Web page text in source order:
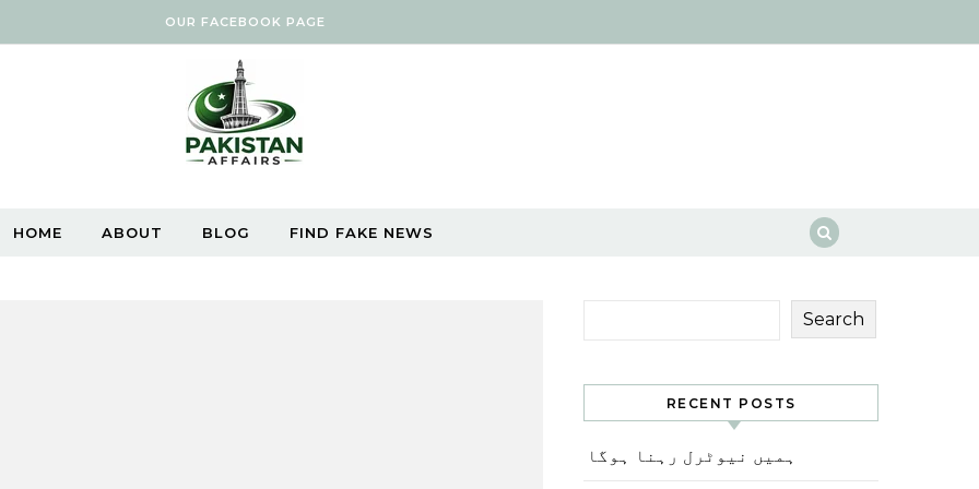
OUR FACEBOOK PAGE
HOME ABOUT BLOG FIND FAKE NEWS
Search
RECENT POSTS
ہمیں نیوٹرل رہنا ہوگا